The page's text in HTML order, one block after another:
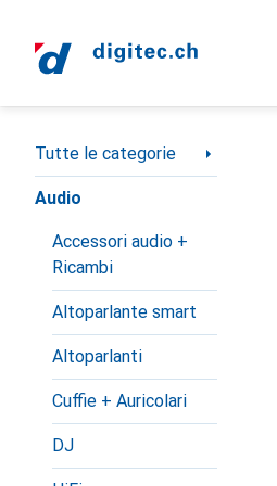
Categoria Navigazione
Tutte le categorie
Audio
Accessori audio +
Ricambi
Altoparlante smart
Altoparlanti
Cuffie + Auricolari
DJ